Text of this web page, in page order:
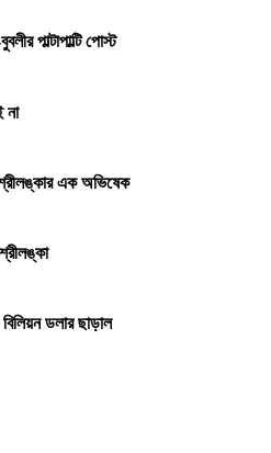
পাল্টাপাল্টি পোস্ট
না
শ্রীলঙ্কার এক অভিষেক
ডলার ছাড়াল